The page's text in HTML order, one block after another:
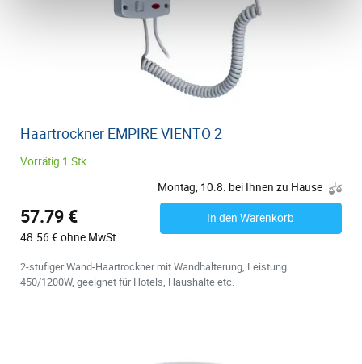
Haartrockner EMPIRE VIENTO 2
Vorrätig 1 Stk.
Montag, 10.8. bei Ihnen zu Hause
57.79 €
48.56 € ohne MwSt.
In den Warenkorb
2-stufiger Wand-Haartrockner mit Wandhalterung, Leistung
450/1200W, geeignet für Hotels, Haushalte etc.